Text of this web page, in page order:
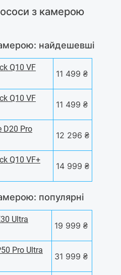
з камерою
найдешевші
Q10 VF
11 499 ₴
Q10 VF
11 499 ₴
D20 Pro
12 296 ₴
Q10 VF+
14 999 ₴
популярні
Ultra
19 999 ₴
Pro Ultra
31 999 ₴